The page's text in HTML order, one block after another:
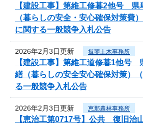
【建設工事】第維工修暮2他号
（暮らしの安全・安心確保対策費
に関する一般競争入札公告
2026年2月3日更新 揖斐土木事務所
【建設工事】第維工道修暮1他
繕（暮らしの安全安心確保対策）
る一般競争入札公告
2026年2月3日更新 恵那農林事務所
【恵治工第0717号】公共 復旧治